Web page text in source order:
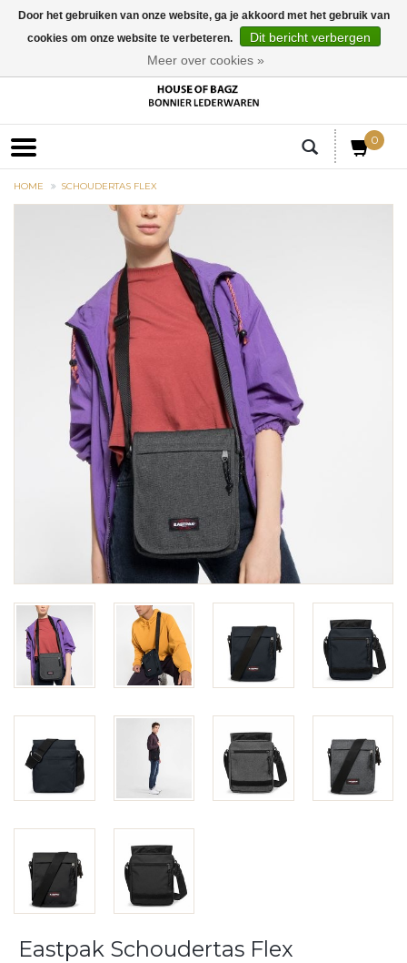
0
HOME SCHOUDERTAS FLEX
Eastpak Schoudertas Flex
Door het gebruiken van onze website, ga je akkoord met het gebruik van
cookies om onze website te verbeteren.
Dit bericht verbergen
Meer over cookies »